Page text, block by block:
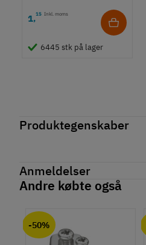
1,15 Inkl. moms
6445 stk på lager
Produktegenskaber
Produktinformation
Rustfrit stål
Overflade
Mat børstet
Anmeldelser
Andre købte også
-50%